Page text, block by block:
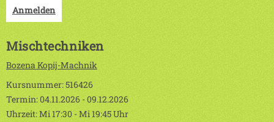
Anmelden
Mischtechniken
Bozena Kopij-Machnik
Kursnummer: 516426
Termin: 04.11.2026 - 09.12.2026
Uhrzeit: Mi 17:30 - Mi 19:45 Uhr